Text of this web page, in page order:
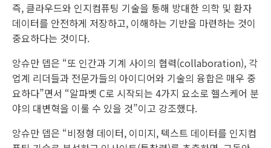
즉, 클라우드와 인지컴퓨팅 기술을 통해 방대한 의학 및 환자
데이터를 안전하게 저장하고, 이해하는 기반을 마련하는 것이
중요하다는 것이다.
앙슈만 뎁은 “또 인간과 기계 사이의 협력(collaboration), 각
업계 리더들과 전문가들의 아이디어와 기술의 융합은 매우 중
요하다”면서 “알파벳 C로 시작되는 4가지 요소로 헬스케어 분
야의 대변혁을 이룰 수 있을 것”이고 강조했다.
앙슈만 뎁은 “비정형 데이터, 이미지, 텍스트 데이터를 인지컴